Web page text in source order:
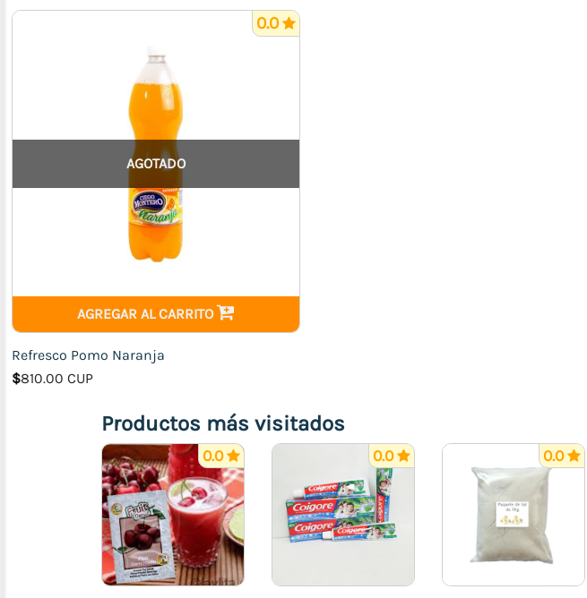
AGOTADO
AGREGAR AL CARRITO
0.0
Refresco Pomo Naranja
$810.00 CUP
Productos más visitados
0.0 0.0 0.0